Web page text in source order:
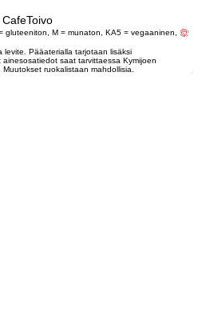
gluteeniton, M = munaton, KA5 = vegaaninen,
levite. Pääaterialla tarjotaan lisäksi
saat tarvittaessa Kymijoen
ruokalistaan mahdollisia.